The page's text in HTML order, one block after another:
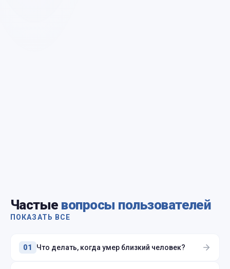
Частые вопросы пользователей
ПОКАЗАТЬ ВСЕ
01 Что делать, когда умер близкий человек?